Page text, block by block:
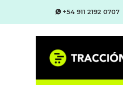
+54 911 2192 0707